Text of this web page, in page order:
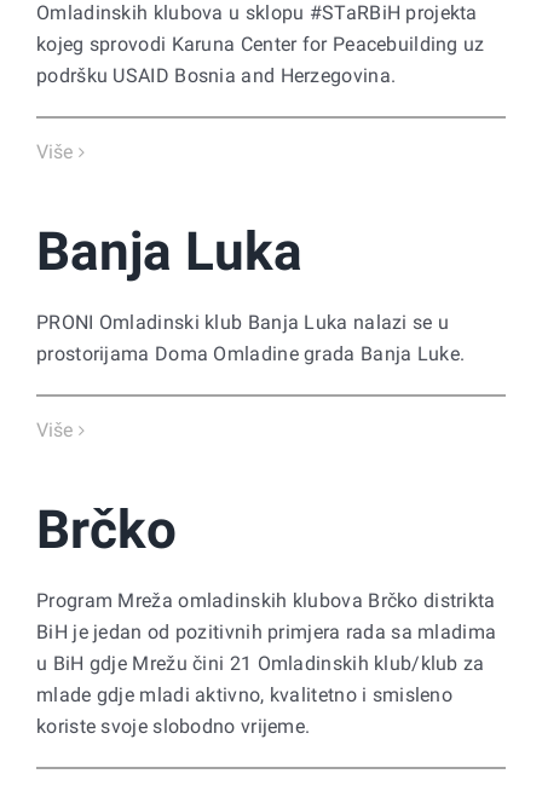
Omladinskih klubova u sklopu #STaRBiH projekta
kojeg sprovodi Karuna Center for Peacebuilding uz
podršku USAID Bosnia and Herzegovina.
Više
Banja Luka
PRONI Omladinski klub Banja Luka nalazi se u
prostorijama Doma Omladine grada Banja Luke.
Više
Brčko
Program Mreža omladinskih klubova Brčko distrikta
BiH je jedan od pozitivnih primjera rada sa mladima
u BiH gdje Mrežu čini 21 Omladinskih klub/klub za
mlade gdje mladi aktivno, kvalitetno i smisleno
koriste svoje slobodno vrijeme.